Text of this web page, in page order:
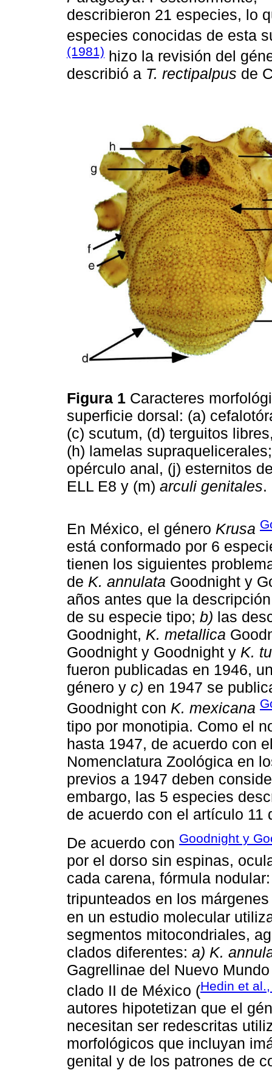
describieron 21 especies, lo
especies conocidas de esta
(1981) hizo la revisión del
describió a T. rectipalpus de
Figura 1 Caracteres
superficie dorsal: (a)
(c) scutum, (d) terguitos
(h) lamelas
opérculo anal, (j) esternitos
ELL E8 y (m) arculi genitales.
En México, el género Krusa
está conformado por 6
tienen los siguientes
de K. annulata Goodnight y
años antes que la
de su especie tipo; b) las
Goodnight, K. metallica
Goodnight y Goodnight y K.
fueron publicadas en 1946,
género y c) en 1947 se
Goodnight con K. mexicana
tipo por monotipia. Como el
hasta 1947, de acuerdo con
Nomenclatura Zoológica en
previos a 1947 deben
embargo, las 5 especies
de acuerdo con el artículo 11
De acuerdo con Goodnight y
por el dorso sin espinas,
cada carena, fórmula
tripunteados en los
en un estudio molecular
segmentos mitocondriales,
clados diferentes: a) K.
Gagrellinae del Nuevo
clado II de México (Hedin et
autores hipotetizan que el
necesitan ser redescritas
morfológicos que incluyan
genital y de los patrones de